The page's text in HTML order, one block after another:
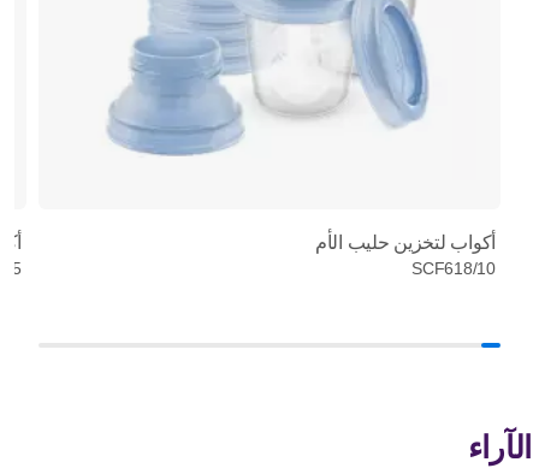
أكواب لتخزين حليب الأم
SCF618/10
الآراء